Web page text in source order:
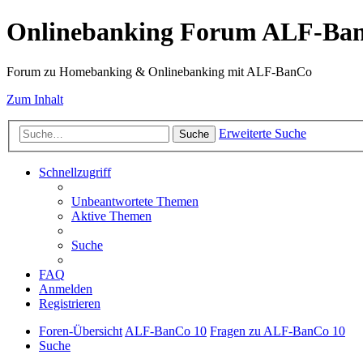
Onlinebanking Forum ALF-
Forum zu Homebanking & Onlinebanking mit ALF-BanCo
Zum Inhalt
Suche Erweiterte Suche
Schnellzugriff
Unbeantwortete Themen
Aktive Themen
Suche
FAQ
Anmelden
Registrieren
Foren-ÜbersichtALF-BanCo 10 Fragen zu ALF-BanCo 10
Suche